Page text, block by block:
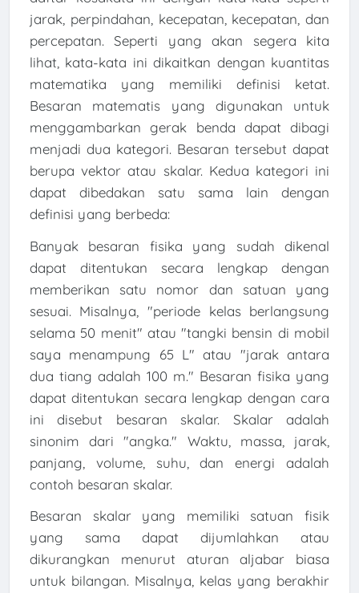
jarak, perpindahan, kecepatan, kecepatan, dan
percepatan. Seperti yang akan segera kita
lihat, kata-kata ini dikaitkan dengan kuantitas
matematika yang memiliki definisi ketat.
Besaran matematis yang digunakan untuk
menggambarkan gerak benda dapat dibagi
menjadi dua kategori. Besaran tersebut dapat
berupa vektor atau skalar. Kedua kategori ini
dapat dibedakan satu sama lain dengan
definisi yang berbeda:
Banyak besaran fisika yang sudah dikenal
dapat ditentukan secara lengkap dengan
memberikan satu nomor dan satuan yang
sesuai. Misalnya, "periode kelas berlangsung
selama 50 menit" atau "tangki bensin di mobil
saya menampung 65 L" atau "jarak antara
dua tiang adalah 100 m." Besaran fisika yang
dapat ditentukan secara lengkap dengan cara
ini disebut besaran skalar. Skalar adalah
sinonim dari "angka." Waktu, massa, jarak,
panjang, volume, suhu, dan energi adalah
contoh besaran skalar.
Besaran skalar yang memiliki satuan fisik
yang sama dapat dijumlahkan atau
dikurangkan menurut aturan aljabar biasa
untuk bilangan. Misalnya, kelas yang berakhir